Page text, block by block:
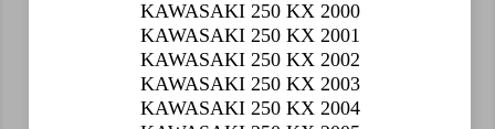
KAWASAKI 250 KX 2000
KAWASAKI 250 KX 2001
KAWASAKI 250 KX 2002
KAWASAKI 250 KX 2003
KAWASAKI 250 KX 2004